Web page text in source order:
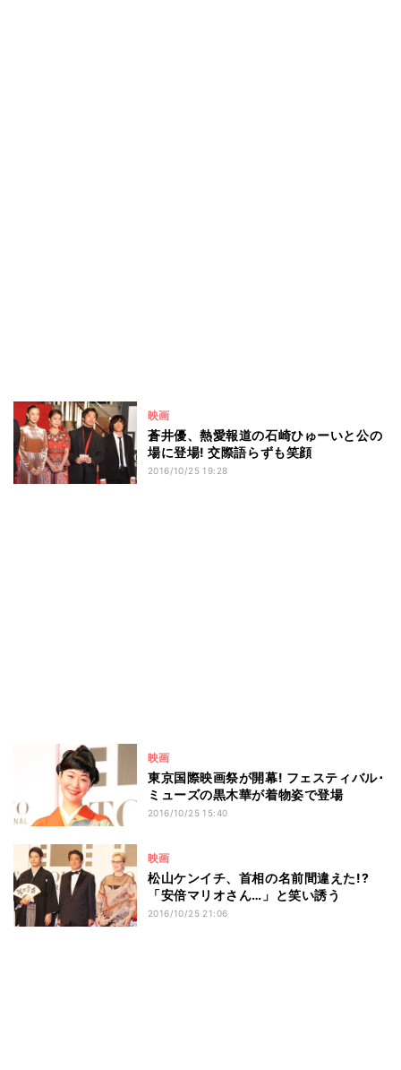
映画
蒼井優、熱愛報道の石崎ひゅーいと公の
場に登場! 交際語らずも笑顔
2016/10/25 19:28
映画
東京国際映画祭が開幕! フェスティバル･
ミューズの黒木華が着物姿で登場
2016/10/25 15:40
映画
松山ケンイチ、首相の名前間違えた!?
「安倍マリオさん…」と笑い誘う
2016/10/25 21:06